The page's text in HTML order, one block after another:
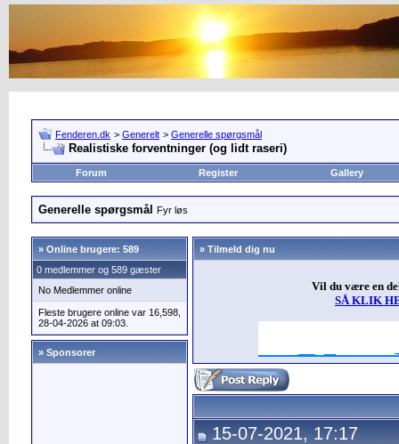
Fenderen.dk > Generelt > Generelle spørgsmål
Realistiske forventninger (og lidt raseri)
Forum Register Gallery
Generelle spørgsmål Fyr løs
» Online brugere: 589
0 medlemmer og 589 gæster
No Medlemmer online
Fleste brugere online var 16,598,
28-04-2026 at 09:03.
» Sponsorer
» Tilmeld dig nu
Vil du være en
SÅ KLIK
15-07-2021, 17:17